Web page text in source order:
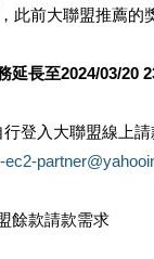
此前大聯盟推薦的
延長至2024/03/20
登入大聯盟線上
ec2-
餘款請款需求